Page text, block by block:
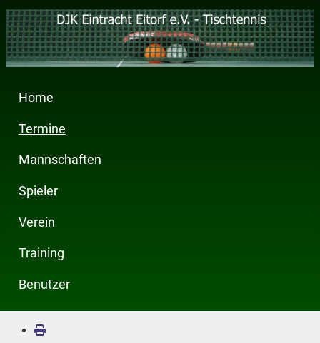
Home
Termine
Mannschaften
Spieler
Verein
Training
Benutzer